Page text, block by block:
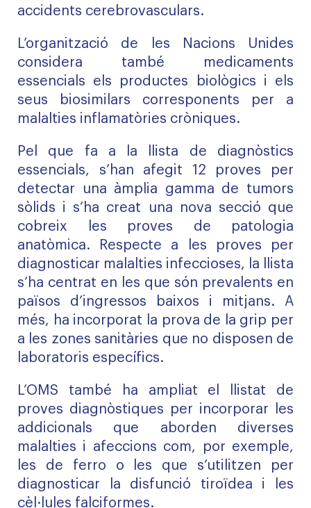
accidents cerebrovasculars.
L’organització de les Nacions Unides
considera també medicaments
essencials els productes biològics i els
seus biosimilars corresponents per a
malalties inflamatòries cròniques.
Pel que fa a la llista de diagnòstics
essencials, s’han afegit 12 proves per
detectar una àmplia gamma de tumors
sòlids i s’ha creat una nova secció que
cobreix les proves de patologia
anatòmica. Respecte a les proves per
diagnosticar malalties infeccioses, la llista
s’ha centrat en les que són prevalents en
països d’ingressos baixos i mitjans. A
més, ha incorporat la prova de la grip per
a les zones sanitàries que no disposen de
laboratoris específics.
L’OMS també ha ampliat el llistat de
proves diagnòstiques per incorporar les
addicionals que aborden diverses
malalties i afeccions com, por exemple,
les de ferro o les que s’utilitzen per
diagnosticar la disfunció tiroïdea i les
cèl·lules falciformes.